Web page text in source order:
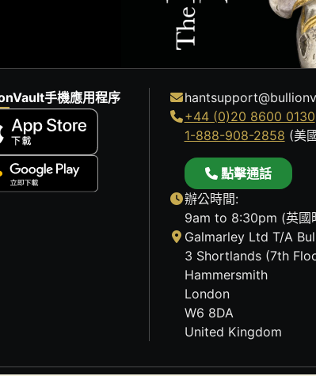
手機應用程序
+44 (0)20 8600 0130
1-888-908-2858 (美
點擊通話
辦公時間:
9am to 8:30pm (英國
Galmarley Ltd T/A
3 Shortlands (7th
Hammersmith
London
W6 8DA
United Kingdom